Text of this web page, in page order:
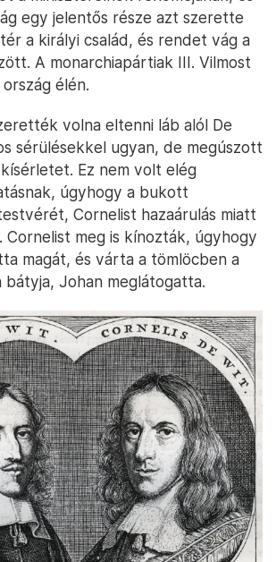
egy jelentős része azt szerette
a királyi család, és rendet vág a
A monarchiapártiak III. Vilmost
élén.
volna eltenni láb alól De
sérülésekkel ugyan, de megúszott
Ez nem volt elég
úgyhogy a bukott
Cornelist hazaárulás miatt
meg is kínozták, úgyhogy
magát, és várta a tömlöcben a
bátyja, Johan meglátogatta.